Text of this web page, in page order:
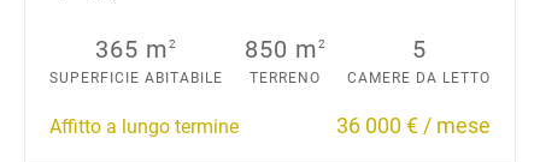
365 m2
SUPERFICIE ABITABILE
850 m2
TERRENO
5
CAMERE DA LETTO
Affitto a lungo termine 36 000 € / mese